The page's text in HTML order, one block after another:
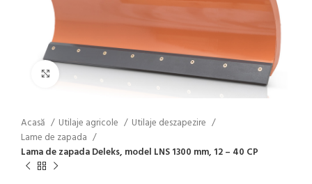
Click to enlarge
Acasă Utilaje agricole
Utilaje deszapezire
Lame de zapada
Lama de zapada Deleks, model LNS 1300 mm, 12 – 40 CP